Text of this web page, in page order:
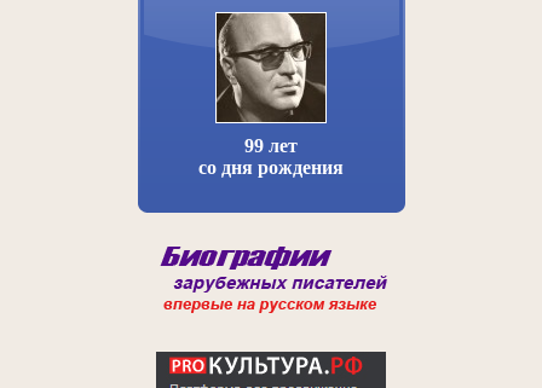
99 лет
со дня рождения